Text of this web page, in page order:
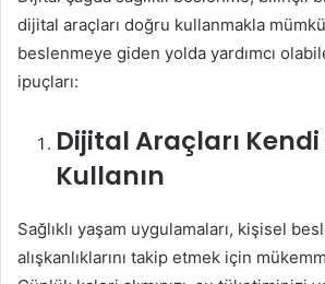
dijital araçları doğru kullanmakla
beslenmeye giden yolda yardımcı
ipuçları:
Dijital Araçları
Kullanın
Sağlıklı yaşam uygulamaları, kişisel
alışkanlıklarını takip etmek için